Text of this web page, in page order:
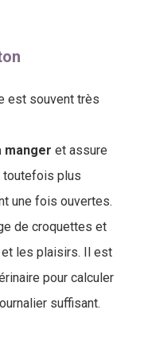
est souvent très
manger et assure
toutefois plus
une fois ouvertes.
de croquettes et
les plaisirs. Il est
pour calculer
suffisant.